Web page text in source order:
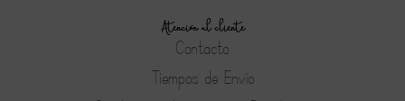
Atención al cliente
Contacto
Tiempos de Envío